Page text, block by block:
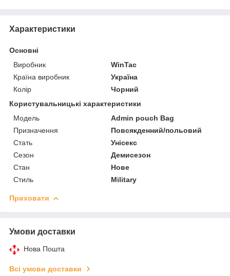
Характеристики
Основні
Виробник
WinTac
Країна виробник
Україна
Колір
Чорний
Користувальницькі характеристики
Модель
Admin pouch Bag
Призначення
Повсякденний/польовий
Стать
Унісекс
Сезон
Демисезон
Стан
Нове
Стиль
Military
Приховати
Умови доставки
Нова Пошта
Всі умови доставки